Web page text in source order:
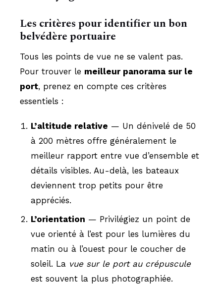
Les critères pour identifier un bon
belvédère portuaire
Tous les points de vue ne se valent pas.
Pour trouver le meilleur panorama sur le
port, prenez en compte ces critères
essentiels :
L’altitude relative — Un dénivelé de 50
à 200 mètres offre généralement le
meilleur rapport entre vue d’ensemble et
détails visibles. Au-delà, les bateaux
deviennent trop petits pour être
appréciés.
L’orientation — Privilégiez un point de
vue orienté à l’est pour les lumières du
matin ou à l’ouest pour le coucher de
soleil. La vue sur le port au crépuscule
est souvent la plus photographiée.